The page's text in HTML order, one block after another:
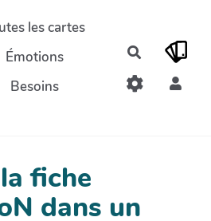
les cartes
Émotions
Besoins
Rechercher
fiche
dans un